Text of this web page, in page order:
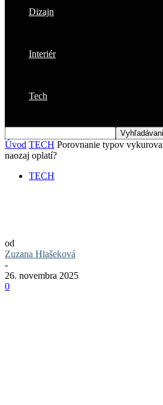
Dizajn
Interiér
Tech
Úvod TECH Porovnanie typov
naozaj oplatí?
TECH
od
Zuzana Hlašeková
-
26. novembra 2025
0